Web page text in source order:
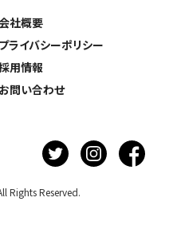
社概要
プライバシーポリシー
用情報
お問い合わせ
Rights Reserved.